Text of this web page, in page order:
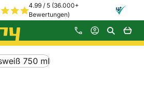
4.99 / 5 (36.000+
Bewertungen)
springen